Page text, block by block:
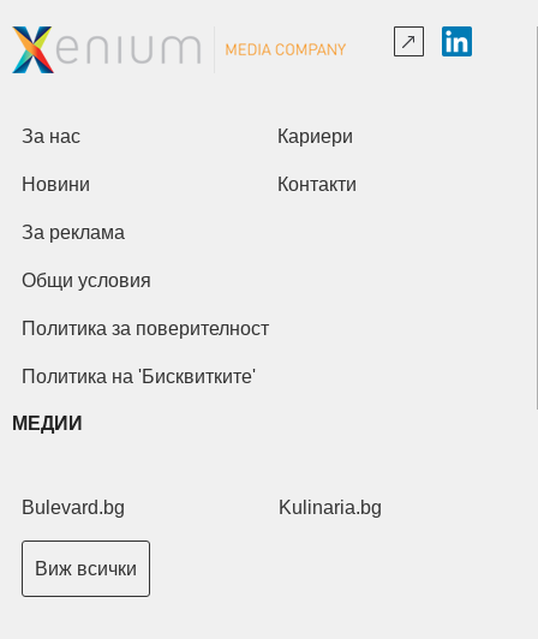
За нас Кариери
Новини Контакти
За реклама
Общи условия
Политика за поверителност
Политика на 'Бисквитките'
МЕДИИ
Bulevard.bg Kulinaria.bg
Виж всички